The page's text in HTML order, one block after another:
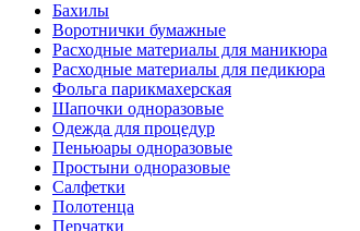
Бахилы
Воротнички бумажные
Расходные материалы для маникюра
Расходные материалы для педикюра
Фольга парикмахерская
Шапочки одноразовые
Одежда для процедур
Пеньюары одноразовые
Простыни одноразовые
Салфетки
Полотенца
Перчатки